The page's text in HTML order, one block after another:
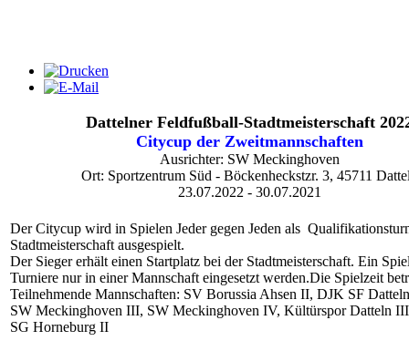
Dattelner Feldfußball-Stadtmeisterschaft
Citycup der Zweitmannschaften
Ausrichter: SW Meckinghoven
Ort: Sportzentrum Süd - Böckenheckstzr. 3, 45711
23.07.2022 - 30.07.2021
Der Citycup wird in Spielen Jeder gegen Jeden als
Stadtmeisterschaft ausgespielt.
Der Sieger erhält einen Startplatz bei der Stadtmeisterschaft. Ein
Turniere nur in einer Mannschaft eingesetzt werden.Die Spielzeit
Teilnehmende Mannschaften: SV Borussia Ahsen II, DJK SF
SW Meckinghoven III, SW Meckinghoven IV, Kültürspor Datteln
SG Horneburg II